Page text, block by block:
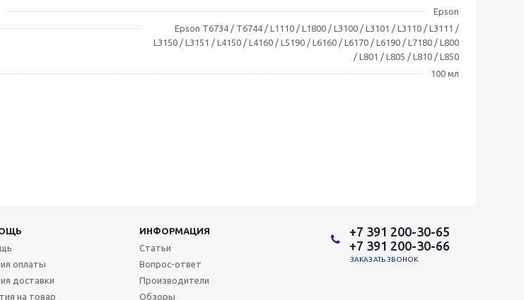
Epson
Epson T6734 / T6744 / L1110 / L1800 / L3100 / L3101 / L3110 / L3111 /
L3150 / L3151 / L4150 / L4160 / L5190 / L6160 / L6170 / L6190 / L7180 / L800
/ L801 / L805 / L810 / L850
100 мл
ИНФОРМАЦИЯ
оплаты
доставки
на товар
Статьи
Вопрос-ответ
Производители
Обзоры
+7 391 200-30-65
+7 391 200-30-66
ЗАКАЗАТЬ ЗВОНОК